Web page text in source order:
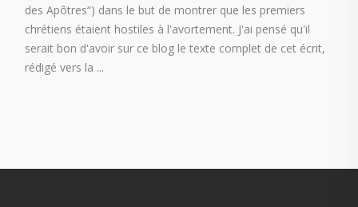
des Apôtres“) dans le but de montrer que les premiers
chrétiens étaient hostiles à l'avortement. J'ai pensé qu'il
serait bon d'avoir sur ce blog le texte complet de cet écrit,
rédigé vers la